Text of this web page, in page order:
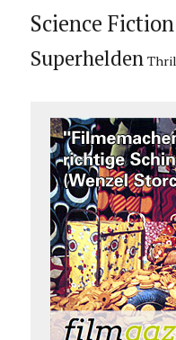
Science Fiction
Superhelden